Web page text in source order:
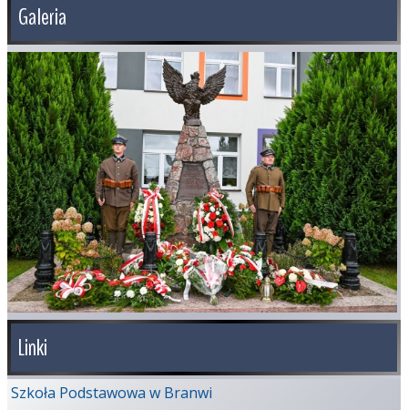
Galeria
Linki
Szkoła Podstawowa w Branwi